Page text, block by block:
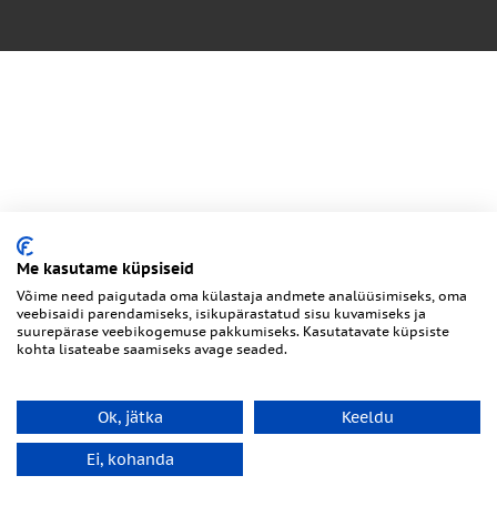
Me kasutame küpsiseid
Võime need paigutada oma külastaja andmete analüüsimiseks, oma
veebisaidi parendamiseks, isikupärastatud sisu kuvamiseks ja
suurepärase veebikogemuse pakkumiseks. Kasutatavate küpsiste
kohta lisateabe saamiseks avage seaded.
Ok, jätka Keeldu
Ei, kohanda